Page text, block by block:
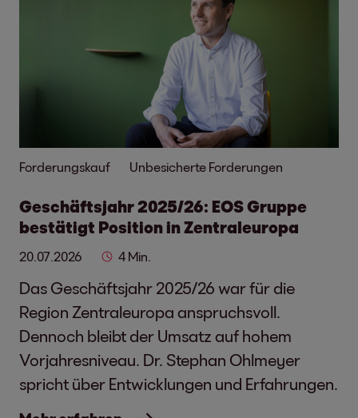
Forderungskauf Unbesicherte Forderungen
Geschäftsjahr 2025/26: EOS Gruppe
bestätigt Position in Zentraleuropa
20.07.2026 4 Min.
Das Geschäftsjahr 2025/26 war für die
Region Zentraleuropa anspruchsvoll.
Dennoch bleibt der Umsatz auf hohem
Vorjahresniveau. Dr. Stephan Ohlmeyer
spricht über Entwicklungen und Erfahrungen.